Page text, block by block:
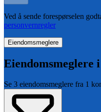
Ved å sende forespørselen
personvernregler
Eiendomsmeglere
Eiendomsmeglere i
Se 3 eiendomsmeglere fra 1